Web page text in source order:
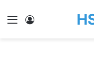
Menu